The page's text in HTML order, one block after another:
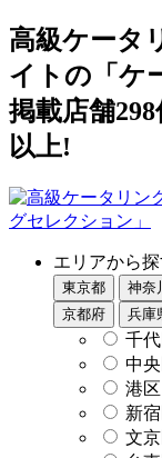
高級ケータ
イトの「ケ
掲載店舗
以上!
エリアから
東京都 神奈
京都府
兵庫
千
中
港区
新
文